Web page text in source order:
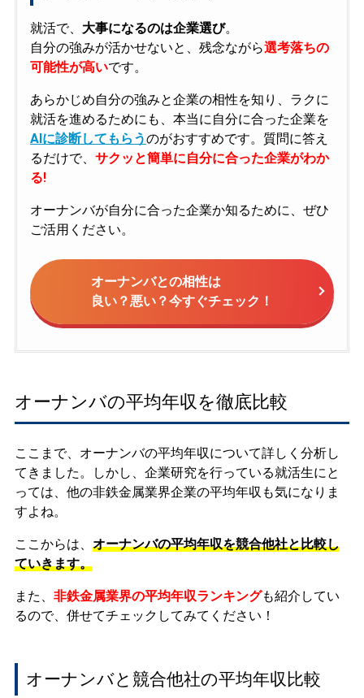
就活で、 大事になるのは企業選び。
自分の強みが活かせないと、残念ながら選考落ちの
可能性が高いです。
あらかじめ自分の強みと企業の相性を知り、ラクに
就活を進めるためにも、本当に自分に合った企業を
AIに診断してもらうのがおすすめです。質問に答え
るだけで、 サクッと簡単に自分に合った企業がわか
る!
オーナンバが自分に合った企業か知るために、ぜひ
ご活用ください。
オーナンバとの相性は
良い？悪い？今すぐチェック！
オーナンバの平均年収を徹底比較
ここまで、オーナンバの平均年収について詳しく分析し
てきました。しかし、企業研究を行っている就活生にと
っては、他の非鉄金属業界企業の平均年収も気になりま
すよね。
ここからは、 オーナンバの平均年収を競合他社と比較し
ていきます。
また、 非鉄金属業界の平均年収ランキングも紹介してい
るので、併せてチェックしてみてください！
オーナンバと競合他社の平均年収比較